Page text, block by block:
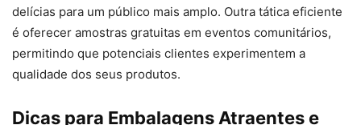
delícias para um público mais amplo. Outra tática eficiente
é oferecer amostras gratuitas em eventos comunitários,
permitindo que potenciais clientes experimentem a
qualidade dos seus produtos.
Dicas para Embalagens Atraentes e